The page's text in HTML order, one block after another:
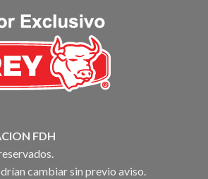
FDH
cambiar sin previo aviso.